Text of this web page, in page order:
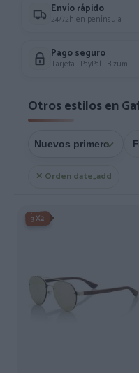
Envío rápido
24/72h en península
Pago seguro
Tarjeta · PayPal · Bizum
Otros estilos en
✕ Orden date_add
-3X2%
3X2